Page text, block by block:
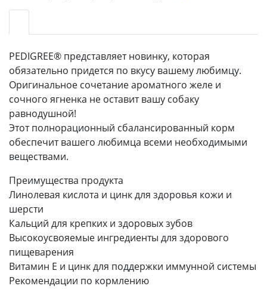
PEDIGREE® представляет новинку, которая
обязательно придется по вкусу вашему любимцу.
Оригинальное сочетание ароматного желе и
сочного ягненка не оставит вашу собаку
равнодушной!
Этот полнорационный сбалансированный корм
обеспечит вашего любимца всеми необходимыми
веществами.
Преимущества продукта
Линолевая кислота и цинк для здоровья кожи и
шерсти
Кальций для крепких и здоровых зубов
Высокоусвояемые ингредиенты для здорового
пищеварения
Витамин Е и цинк для поддержки иммунной системы
Рекомендации по кормлению